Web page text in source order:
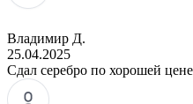
Владимир Д.
25.04.2025
Сдал серебро по хорошей